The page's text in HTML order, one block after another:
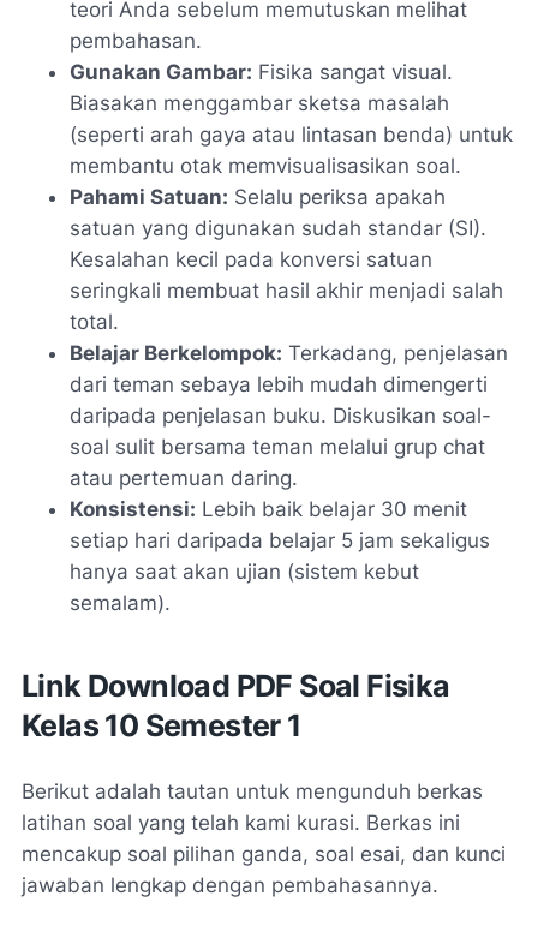
teori Anda sebelum memutuskan melihat
pembahasan.
Gunakan Gambar: Fisika sangat visual.
Biasakan menggambar sketsa masalah
(seperti arah gaya atau lintasan benda) untuk
membantu otak memvisualisasikan soal.
Pahami Satuan: Selalu periksa apakah
satuan yang digunakan sudah standar (SI).
Kesalahan kecil pada konversi satuan
seringkali membuat hasil akhir menjadi salah
total.
Belajar Berkelompok: Terkadang, penjelasan
dari teman sebaya lebih mudah dimengerti
daripada penjelasan buku. Diskusikan soal-
soal sulit bersama teman melalui grup chat
atau pertemuan daring.
Konsistensi: Lebih baik belajar 30 menit
setiap hari daripada belajar 5 jam sekaligus
hanya saat akan ujian (sistem kebut
semalam).
Link Download PDF Soal Fisika
Kelas 10 Semester 1
Berikut adalah tautan untuk mengunduh berkas
latihan soal yang telah kami kurasi. Berkas ini
mencakup soal pilihan ganda, soal esai, dan kunci
jawaban lengkap dengan pembahasannya.